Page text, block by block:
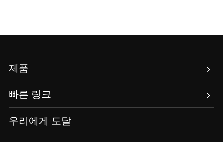
제품
빠른 링크
우리에게 도달